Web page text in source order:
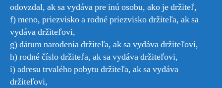
odovzdal, ak sa vydáva pre inú osobu, ako je držiteľ,
f) meno, priezvisko a rodné priezvisko držiteľa, ak sa
vydáva držiteľovi,
g) dátum narodenia držiteľa, ak sa vydáva držiteľovi,
h) rodné číslo držiteľa, ak sa vydáva držiteľovi,
i) adresu trvalého pobytu držiteľa, ak sa vydáva
držiteľovi,